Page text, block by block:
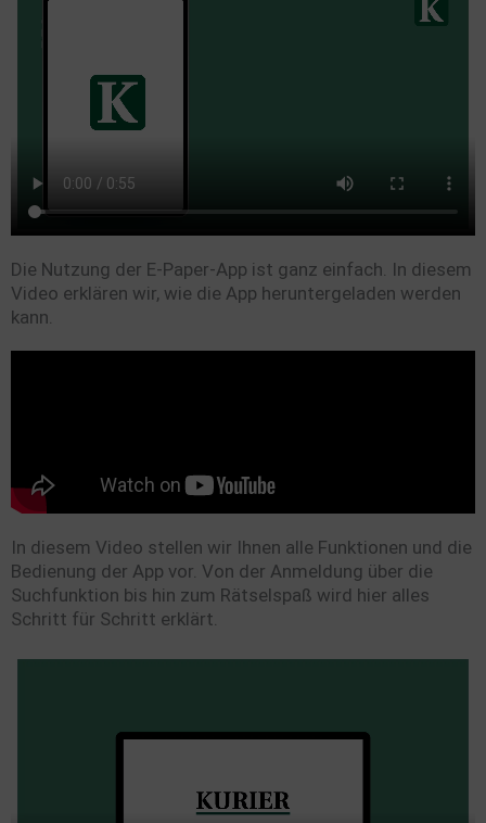
Die Nutzung der E-Paper-App ist ganz einfach. In diesem
Video erklären wir, wie die App heruntergeladen werden
kann.
In diesem Video stellen wir Ihnen alle Funktionen und die
Bedienung der App vor. Von der Anmeldung über die
Suchfunktion bis hin zum Rätselspaß wird hier alles
Schritt für Schritt erklärt.